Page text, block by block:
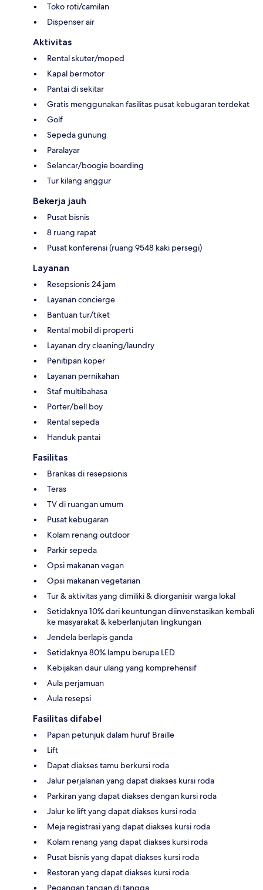
Toko roti/camilan
Dispenser air
Aktivitas
Rental skuter/moped
Kapal bermotor
Pantai di sekitar
Gratis menggunakan fasilitas pusat kebugaran terdekat
Golf
Sepeda gunung
Paralayar
Selancar/boogie boarding
Tur kilang anggur
Bekerja jauh
Pusat bisnis
8 ruang rapat
Pusat konferensi (ruang 9548 kaki persegi)
Layanan
Resepsionis 24 jam
Layanan concierge
Bantuan tur/tiket
Rental mobil di properti
Layanan dry cleaning/laundry
Penitipan koper
Layanan pernikahan
Staf multibahasa
Porter/bell boy
Rental sepeda
Handuk pantai
Fasilitas
Brankas di resepsionis
Teras
TV di ruangan umum
Pusat kebugaran
Kolam renang outdoor
Parkir sepeda
Opsi makanan vegan
Opsi makanan vegetarian
Tur & aktivitas yang dimiliki & diorganisir warga lokal
Setidaknya 10% dari keuntungan diinvenstasikan kembali
ke masyarakat & keberlanjutan lingkungan
Jendela berlapis ganda
Setidaknya 80% lampu berupa LED
Kebijakan daur ulang yang komprehensif
Aula perjamuan
Aula resepsi
Fasilitas difabel
Papan petunjuk dalam huruf Braille
Lift
Dapat diakses tamu berkursi roda
Jalur perjalanan yang dapat diakses kursi roda
Parkiran yang dapat diakses dengan kursi roda
Jalur ke lift yang dapat diakses kursi roda
Meja registrasi yang dapat diakses kursi roda
Kolam renang yang dapat diakses kursi roda
Pusat bisnis yang dapat diakses kursi roda
Restoran yang dapat diakses kursi roda
Pegangan tangan di tangga